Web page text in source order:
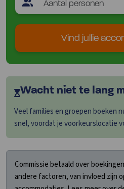
Vind jullie
Wacht niet te lang
Veel families en groepen boeken
snel, voordat je voorkeurslocatie
Commissie betaald over
andere factoren, van invloed zijn